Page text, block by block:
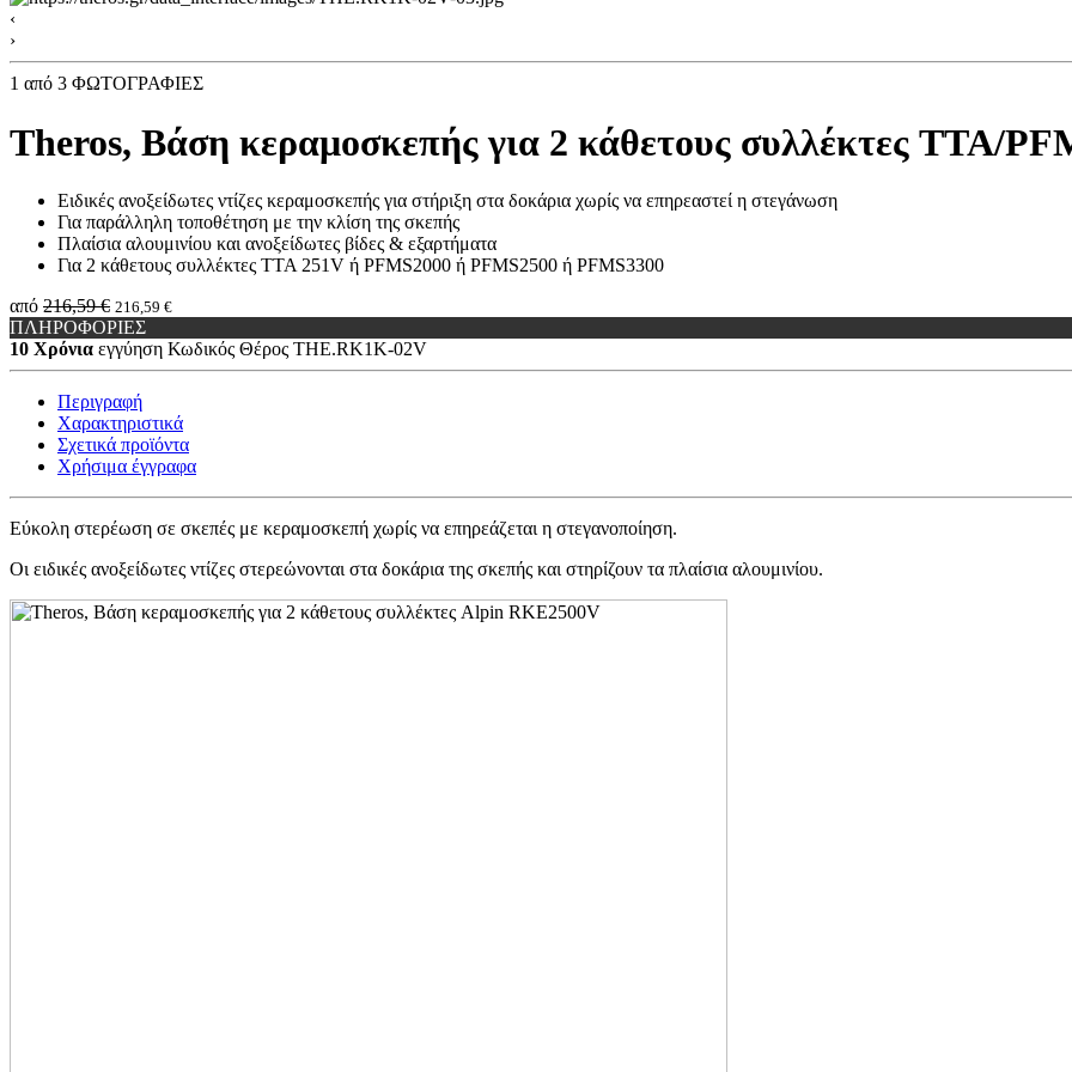
‹
›
1 από 3 ΦΩΤΟΓΡΑΦΙΕΣ
Theros, Βάση κεραμοσκεπής για 2 κάθετους συλλέκτες TTA/
Ειδικές ανοξείδωτες ντίζες κεραμοσκεπής για στήριξη στα δοκάρια χωρίς να επηρεαστεί η στεγάνωση
Για παράλληλη τοποθέτηση με την κλίση της σκεπής
Πλαίσια αλουμινίου και ανοξείδωτες βίδες & εξαρτήματα
Για 2 κάθετους συλλέκτες TTA 251V ή PFMS2000 ή PFMS2500 ή PFMS3300
από 216,59 € 216,59 €
ΠΛΗΡΟΦΟΡΙΕΣ
10 Χρόνια εγγύηση Κωδικός Θέρος THE.RK1K-02V
Περιγραφή
Χαρακτηριστικά
Σχετικά προϊόντα
Χρήσιμα έγγραφα
Εύκολη στερέωση σε σκεπές με κεραμοσκεπή χωρίς να επηρεάζεται η στεγανοποίηση.
Οι ειδικές ανοξείδωτες ντίζες στερεώνονται στα δοκάρια της σκεπής και στηρίζουν τα πλαίσια αλουμινίου.